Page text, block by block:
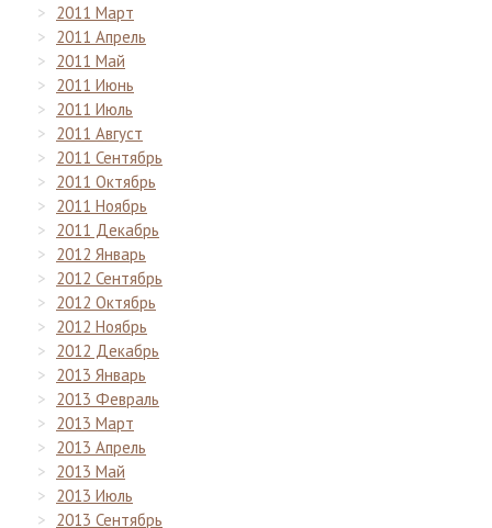
2011 Март
2011 Апрель
2011 Май
2011 Июнь
2011 Июль
2011 Август
2011 Сентябрь
2011 Октябрь
2011 Ноябрь
2011 Декабрь
2012 Январь
2012 Сентябрь
2012 Октябрь
2012 Ноябрь
2012 Декабрь
2013 Январь
2013 Февраль
2013 Март
2013 Апрель
2013 Май
2013 Июль
2013 Сентябрь